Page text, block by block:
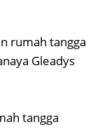
rumah tangga
Gleadys
tangga